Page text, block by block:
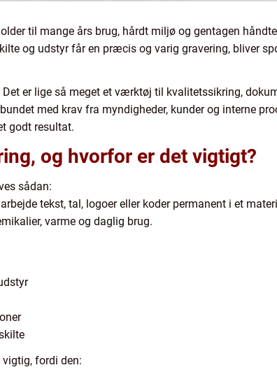
til mange års brug, hårdt miljø og gentagen
og udstyr får en præcis og varig gravering, bliver
er lige så meget et værktøj til kvalitetssikring,
med krav fra myndigheder, kunder og interne
godt resultat.
og hvorfor er det vigtigt?
sådan:
tekst, tal, logoer eller koder permanent i et
varme og daglig brug.
fordi den: